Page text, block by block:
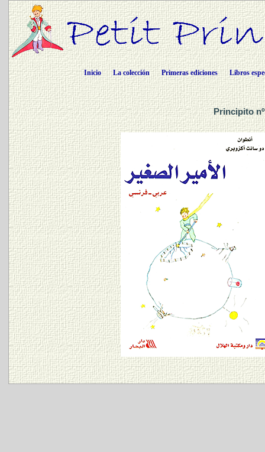
Inicio La colección Primeras ediciones Libros
Principito